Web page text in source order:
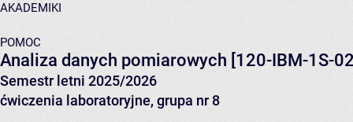
AKADEMIKI
POMOC
Analiza danych pomiarowych [120-IBM-1S-
Semestr letni 2025/2026
ćwiczenia laboratoryjne, grupa nr 8